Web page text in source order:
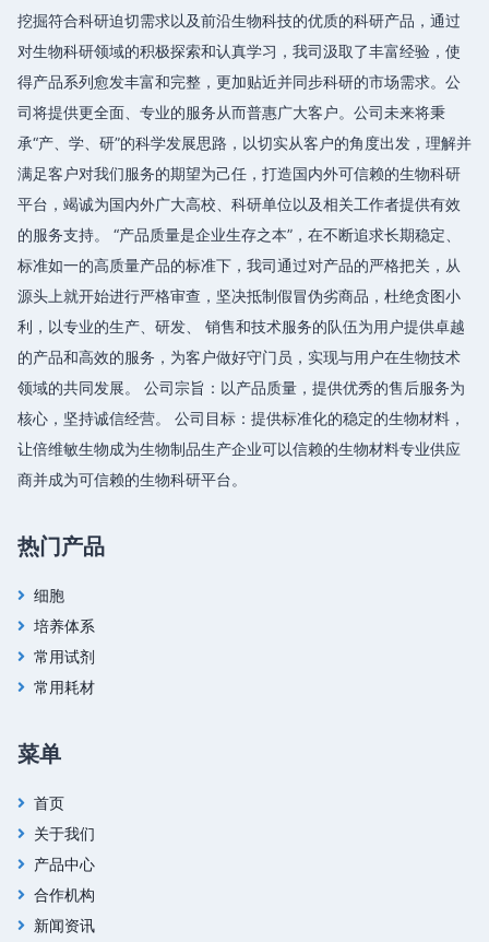
挖掘符合科研迫切需求以及前沿生物科技的优质的科研产品，通过
对生物科研领域的积极探索和认真学习，我司汲取了丰富经验，使
得产品系列愈发丰富和完整，更加贴近并同步科研的市场需求。公
司将提供更全面、专业的服务从而普惠广大客户。公司未来将秉
承“产、学、研”的科学发展思路，以切实从客户的角度出发，理解并
满足客户对我们服务的期望为己任，打造国内外可信赖的生物科研
平台，竭诚为国内外广大高校、科研单位以及相关工作者提供有效
的服务支持。 “产品质量是企业生存之本”，在不断追求长期稳定、
标准如一的高质量产品的标准下，我司通过对产品的严格把关，从
源头上就开始进行严格审查，坚决抵制假冒伪劣商品，杜绝贪图小
利，以专业的生产、研发、 销售和技术服务的队伍为用户提供卓越
的产品和高效的服务，为客户做好守门员，实现与用户在生物技术
领域的共同发展。 公司宗旨：以产品质量，提供优秀的售后服务为
核心，坚持诚信经营。 公司目标：提供标准化的稳定的生物材料，
让倍维敏生物成为生物制品生产企业可以信赖的生物材料专业供应
商并成为可信赖的生物科研平台。
热门产品
细胞
培养体系
常用试剂
常用耗材
菜单
首页
关于我们
产品中心
合作机构
新闻资讯